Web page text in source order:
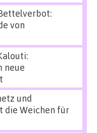
von
neue
und
die Weichen für